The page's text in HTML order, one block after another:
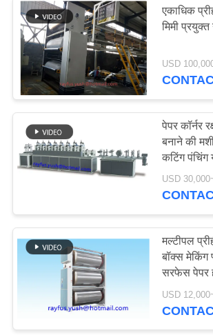
डाई कटर
सिंगल फेसर
मशीन
पेपर रोल टू शीट
मशीन
एकाधिक
मिमी प्रयुक्त
पेपर कॉर्नर
बनाने की
कटिंग पंचिंग
Unit
मल्टीपल
बॉक्स मेकिंग
सरफेस पेपर